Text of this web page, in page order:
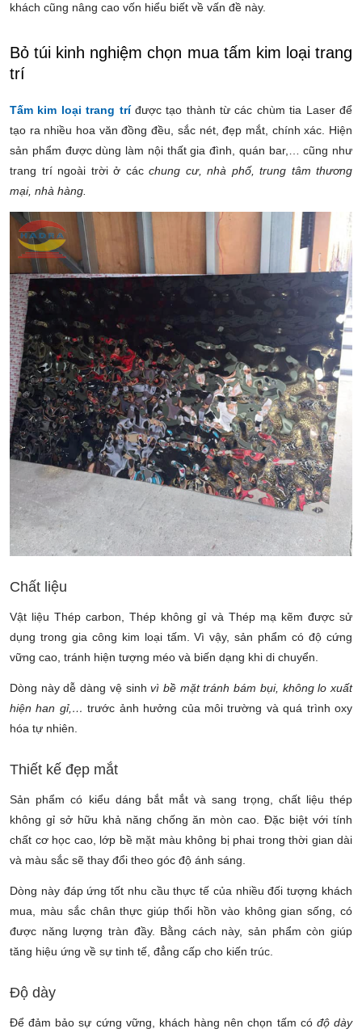
khách cũng nâng cao vốn hiểu biết về vấn đề này.
Bỏ túi kinh nghiệm chọn mua tấm kim loại trang
trí
Tấm kim loại trang tríđược tạo thành từ các chùm tia Laser để
tạo ra nhiều hoa văn đồng đều, sắc nét, đẹp mắt, chính xác. Hiện
sản phẩm được dùng làm nội thất gia đình, quán bar,… cũng như
trang trí ngoài trời ở các chung cư, nhà phố, trung tâm thương
mại, nhà hàng.
Chất liệu
Vật liệu Thép carbon, Thép không gỉ và Thép mạ kẽm được sử
dụng trong gia công kim loại tấm. Vì vậy, sản phẩm có độ cứng
vững cao, tránh hiện tượng méo và biến dạng khi di chuyển.
Dòng này dễ dàng vệ sinh vì bề mặt tránh bám bụi, không lo xuất
hiện han gỉ,… trước ảnh hưởng của môi trường và quá trình oxy
hóa tự nhiên.
Thiết kế đẹp mắt
Sản phẩm có kiểu dáng bắt mắt và sang trọng, chất liệu thép
không gỉ sở hữu khả năng chống ăn mòn cao. Đặc biệt với tính
chất cơ học cao, lớp bề mặt màu không bị phai trong thời gian dài
và màu sắc sẽ thay đổi theo góc độ ánh sáng.
Dòng này đáp ứng tốt nhu cầu thực tế của nhiều đối tượng khách
mua, màu sắc chân thực giúp thổi hồn vào không gian sống, có
được năng lượng tràn đầy. Bằng cách này, sản phẩm còn giúp
tăng hiệu ứng về sự tinh tế, đẳng cấp cho kiến trúc.
Độ dày
Để đảm bảo sự cứng vững, khách hàng nên chọn tấm có độ dày